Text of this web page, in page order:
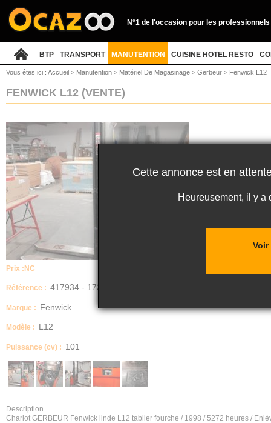
N°1 de l'occasion pour les professionnels
BTP TRANSPORT MANUTENTION CUISINE HOTEL RESTO
Vous êtes ici : Accueil > Manutention > Matériel De Magasinage > Gerbeur > Fenwick L12
FENWICK L12 (VENTE)
Prix : NC
Référence : 417934 - 173
Marque : Fenwick
Modèle : L12
Puissance (cv) : 101
Description
Chariot GERBEUR Fenwick linde L12 tablier fourche / 1998 / 5272 heures /
Cette annonce est en
Heureusement, il y a